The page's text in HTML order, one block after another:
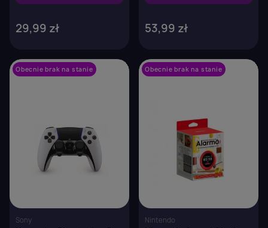
29,99 zł 53,99 zł
Obecnie brak na stanie
Sony
Obecnie brak na stanie
Nintendo